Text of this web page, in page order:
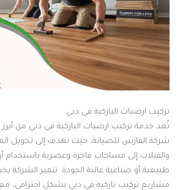
تركيب ارضيات الباركية في دبي
تُعد خدمة تركيب ارضيات الباركية في دبي من
شركة الفارس للصيانة، حيث تهدف إلى تحويل
والفيلات إلى مساحات فاخرة وعصرية باستخدام
طبيعية أو صناعية عالية الجودة. تتميز الشركة
مشاريع تركيب باركيه في دبي بشكل احترافي،